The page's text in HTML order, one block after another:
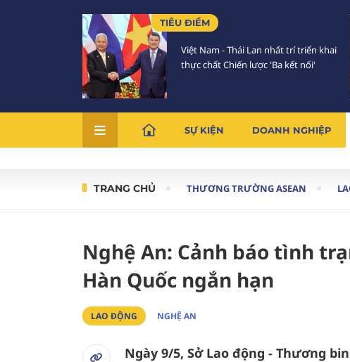
TIÊU ĐIỂM
Việt Nam - Thái Lan nhất trí triển khai
thực chất Chiến lược 'Ba kết nối'
SỰ KIỆN DOANH NGHIỆP
TRANG CHỦ THƯƠNG TRƯỜNG ASEAN
Nghệ An: Cảnh báo tình
Hàn Quốc ngắn hạn
LAO ĐỘNG NGHỆ AN
Ngày 9/5, Sở Lao động - Thương